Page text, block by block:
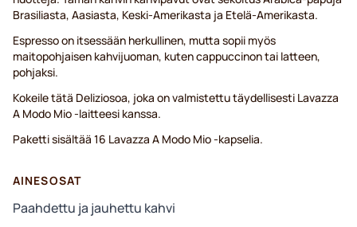
Brasiliasta, Aasiasta, Keski-Amerikasta ja Etelä-Amerikasta.
Espresso on itsessään herkullinen, mutta sopii myös
maitopohjaisen kahvijuoman, kuten cappuccinon tai latteen,
pohjaksi.
Kokeile tätä Deliziosoa, joka on valmistettu täydellisesti Lavazza
A Modo Mio -laitteesi kanssa.
Paketti sisältää 16 Lavazza A Modo Mio -kapselia.
AINESOSAT
Paahdettu ja jauhettu kahvi